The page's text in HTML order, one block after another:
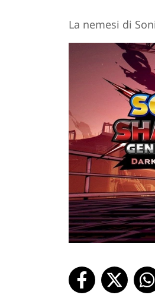
La nemesi di